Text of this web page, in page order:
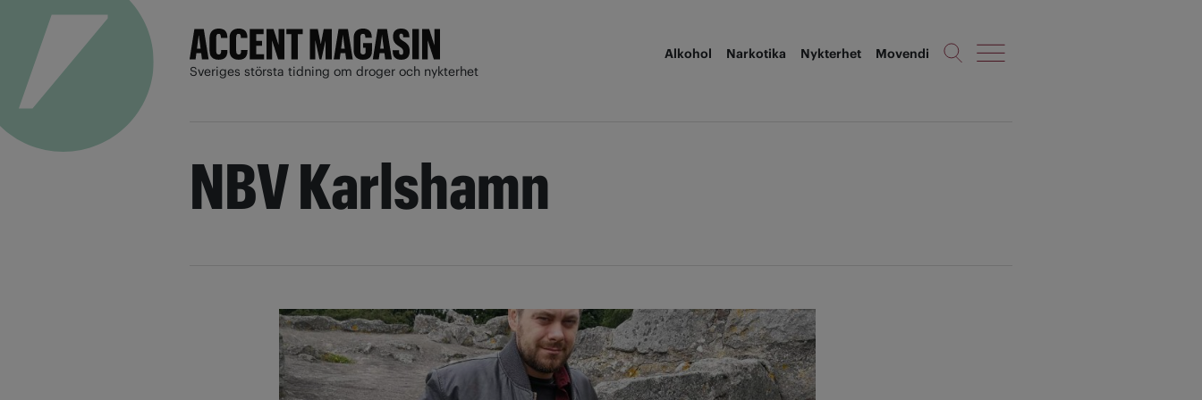
Sveriges största tidning om droger och nykterhet
Alkohol Narkotika Nykterhet Movendi
NBV Karlshamn